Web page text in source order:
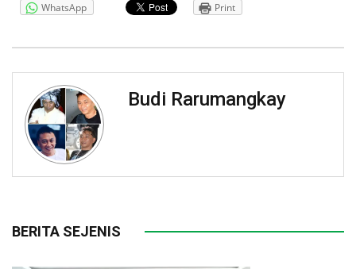
WhatsApp Print
Budi Rarumangkay
BERITA SEJENIS